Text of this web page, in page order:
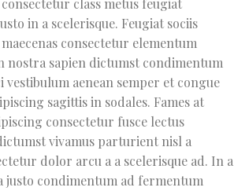
class metus feugiat
in a scelerisque. Feugiat sociis
consectetur elementum
nostra sapien dictumst condimentum
aenean semper et congue
sagittis in sodales. Fames at
consectetur fusce lectus
vivamus parturient nisl a
dolor arcu a a scelerisque ad. In a
justo condimentum ad fermentum